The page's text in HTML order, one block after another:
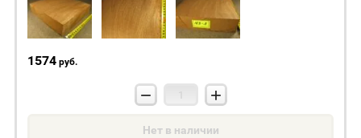
1574 руб.
− +
Нет в наличии